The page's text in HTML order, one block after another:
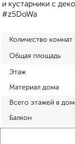
и кустарники с
#z5DoWa
Количество комнат
Общая площадь
Этаж
Материал дома
Всего этажей в
Балкон